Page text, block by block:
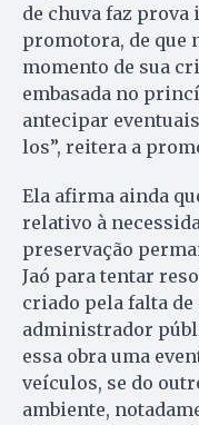
de chuva faz prova
promotora, de que
momento de sua
embasada no
antecipar
los”, reitera a
Ela afirma ainda
relativo à
preservação
Jaó para tentar
criado pela falta
administrador
essa obra uma
veículos, se do
ambiente,